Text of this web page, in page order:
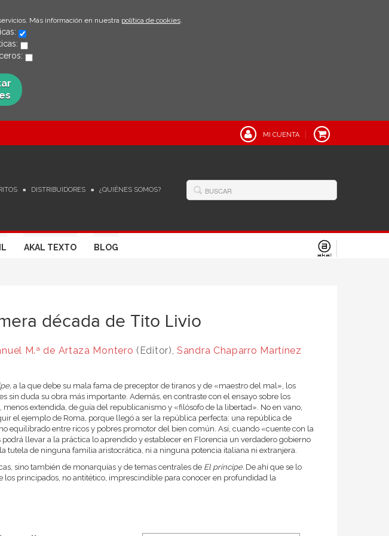
Más información en nuestra política de cookies.
MI CUENTA
DISTRIBUIDORES ¿QUIÉNES SOMOS?
AKAL TEXTO BLOG
década de Tito Livio
M.ª de Artaza Montero (Editor),Sandra Chaparro Martínez
a la que debe su mala fama de preceptor de tiranos y de «maestro del mal», los
es sin duda su obra más importante. Además, en contraste con el ensayo sobre los
extendida, de guía del republicanismo y «filósofo de la libertad». No en vano,
el ejemplo de Roma, porque llegó a ser la república perfecta: una república de
equilibrado entre ricos y pobres promotor del bien común. Así, cuando «cuente con la
llevar a la práctica lo aprendido y establecer en Florencia un verdadero gobierno
tutela de ninguna familia aristocrática, ni a ninguna potencia italiana ni extranjera.
sino también de monarquías y de temas centrales de El príncipe.De ahí que se lo
principados, no antitético, imprescindible para conocer en profundidad la